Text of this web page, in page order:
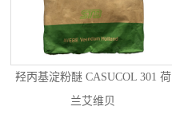
羟丙基淀粉醚 CASUCOL 301 荷
兰艾维贝